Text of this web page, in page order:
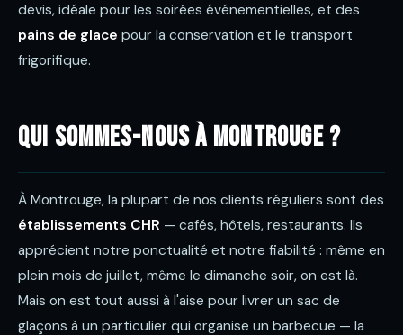
devis, idéale pour les soirées événementielles, et des
pains de glace pour la conservation et le transport
frigorifique.
Qui sommes-nous à Montrouge ?
À Montrouge, la plupart de nos clients réguliers sont des
établissements CHR — cafés, hôtels, restaurants. Ils
apprécient notre ponctualité et notre fiabilité : même en
plein mois de juillet, même le dimanche soir, on est là.
Mais on est tout aussi à l'aise pour livrer un sac de
glaçons à un particulier qui organise un barbecue — la